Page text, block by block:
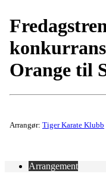
Orange til
Arrangør: Tiger Karate Klubb
Arrangement